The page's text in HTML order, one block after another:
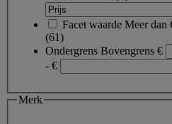
Facet waarde Meer dan
(61)
Ondergrens Bovengrens €
- €
Merk